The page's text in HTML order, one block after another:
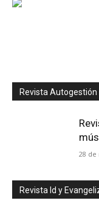
Revista Autogestión
28 de
Revista Id y